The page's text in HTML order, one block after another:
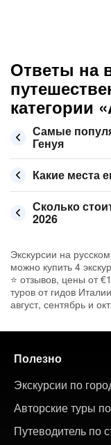
Ответы на
категории
Самые
Генуя
Какие места
Сколько
2026
Экскурсии на
можно купить 4
⭐ отзывов, цены от
туров от гидов
август, сентябрь и
Полезно
Экскурсии по
Авторские туры
Путеводитель по